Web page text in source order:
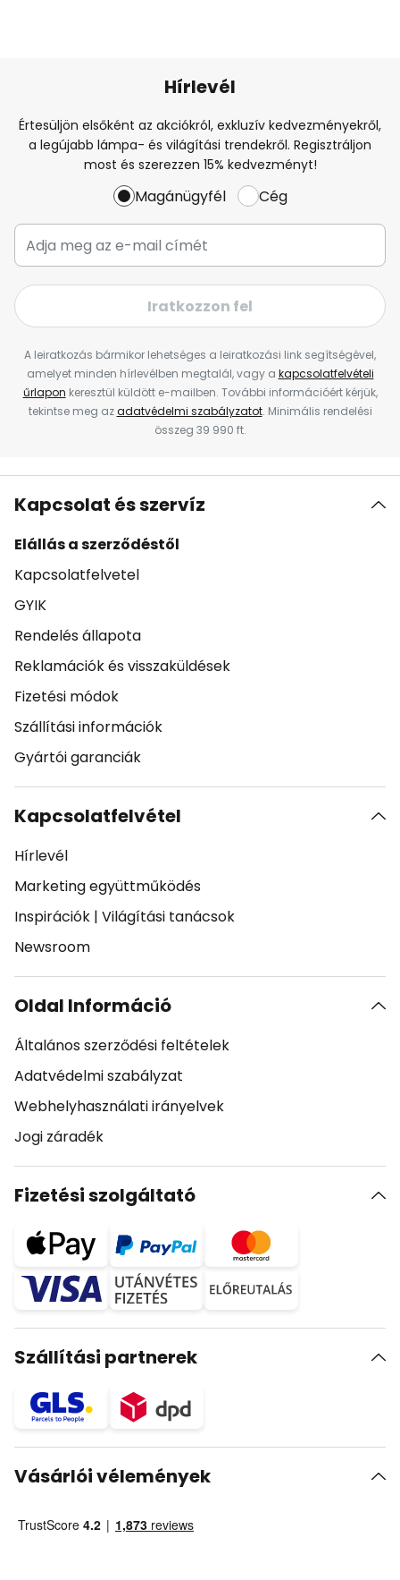
Hírlevél
Értesüljön elsőként az akciókról, exkluzív kedvezményekről,
a legújabb lámpa- és világítási trendekről. Regisztráljon
most és szerezzen 15% kedvezményt!
Magánügyfél Cég
Iratkozzon fel
A leiratkozás bármikor lehetséges a leiratkozási link segítségével,
amelyet minden hírlevélben megtalál, vagy a kapcsolatfelvételi
űrlapon keresztül küldött e-mailben. További információért kérjük,
tekintse meg azadatvédelmi szabályzatot. Minimális rendelési
összeg 39 990 ft.
Kapcsolat és szervíz
Elállás a szerződéstől
Kapcsolatfelvetel
GYIK
Rendelés állapota
Reklamációk és visszaküldések
Fizetési módok
Szállítási információk
Gyártói garanciák
Kapcsolatfelvétel
Hírlevél
Marketing együttműködés
Inspirációk | Világítási tanácsok
Newsroom
Oldal Információ
Általános szerződési feltételek
Adatvédelmi szabályzat
Webhelyhasználati irányelvek
Jogi záradék
Fizetési szolgáltató
Szállítási partnerek
Vásárlói vélemények